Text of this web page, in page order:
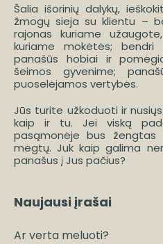
Šalia išorinių dalykų,
žmogų sieja su klientu –
rajonas kuriame
kuriame mokėtės;
panašūs hobiai ir
šeimos gyvenime;
puoselėjamos vertybės.
Jūs turite užkoduoti ir
kaip ir tu. Jei viską
pasąmonėje bus žengtas
mėgtų. Juk kaip galima
panašus į Jus pačius?
Naujausi įrašai
Ar verta meluoti?